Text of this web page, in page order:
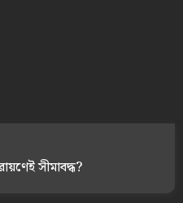
সীমাবদ্ধ?